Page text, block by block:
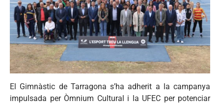
El Gimnàstic de Tarragona s’ha adherit a la campanya
impulsada per Òmnium Cultural i la UFEC per potenciar